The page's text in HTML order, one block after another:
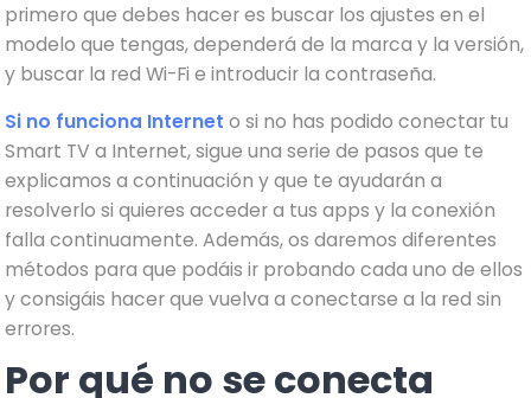
primero que debes hacer es buscar los ajustes en el
modelo que tengas, dependerá de la marca y la versión,
y buscar la red Wi-Fi e introducir la contraseña.
Si no funciona Internet o si no has podido conectar tu
Smart TV a Internet, sigue una serie de pasos que te
explicamos a continuación y que te ayudarán a
resolverlo si quieres acceder a tus apps y la conexión
falla continuamente. Además, os daremos diferentes
métodos para que podáis ir probando cada uno de ellos
y consigáis hacer que vuelva a conectarse a la red sin
errores.
Por qué no se conecta